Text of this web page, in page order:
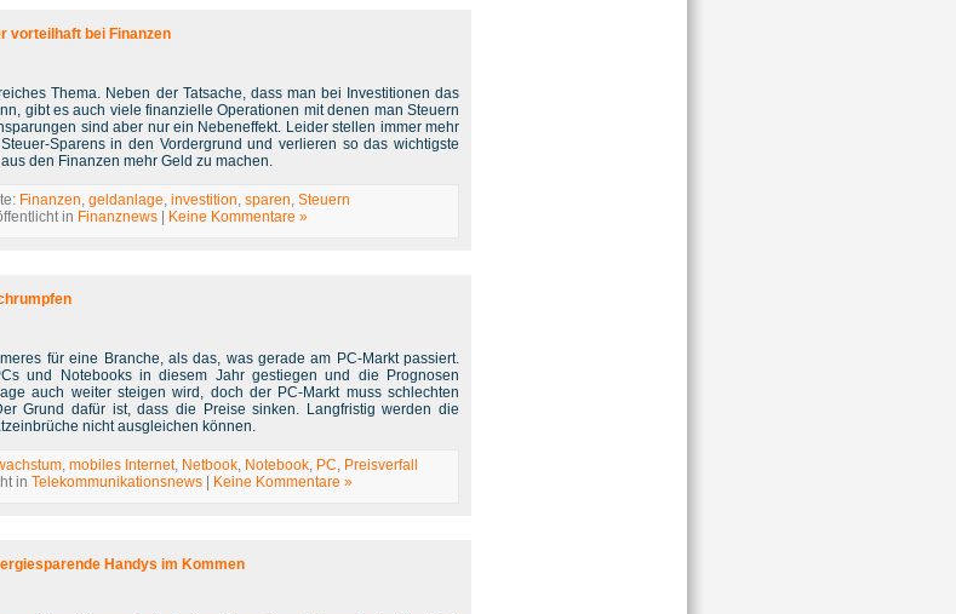
vorteilhaft bei Finanzen
Thema. Neben der Tatsache, dass man bei Investitionen das
gibt es auch viele finanzielle Operationen mit denen man Steuern
sind aber nur ein Nebeneffekt. Leider stellen immer mehr
Sparens in den Vordergrund und verlieren so das wichtigste
den Finanzen mehr Geld zu machen.
Finanzen, geldanlage, investition, sparen, Steuern
in Finanznews| Keine Kommentare »
für eine Branche, als das, was gerade am PC-Markt passiert.
und Notebooks in diesem Jahr gestiegen und die Prognosen
auch weiter steigen wird, doch der PC-Markt muss schlechten
Grund dafür ist, dass die Preise sinken. Langfristig werden die
nicht ausgleichen können.
, mobiles Internet, Netbook, Notebook, PC, Preisverfall
in Telekommunikationsnews Keine Kommentare »
Handys im Kommen